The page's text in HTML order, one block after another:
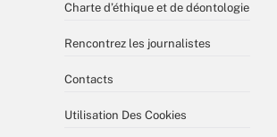
Charte d’éthique et de déontologie
Rencontrez les journalistes
Contacts
Utilisation Des Cookies